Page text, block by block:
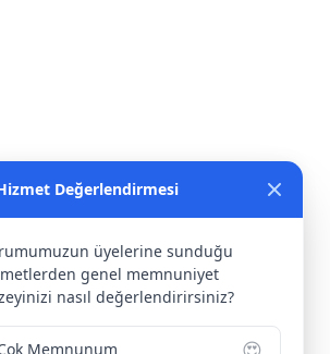
Cad. Tüccarlar İşhanı Kat:1 No:1
86
Değerlendirmesi
üyelerine sunduğu
genel memnuniyet
nasıl değerlendirirsiniz?
Memnunum